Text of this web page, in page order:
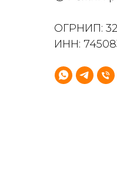
ОГРНИП:
ИНН: